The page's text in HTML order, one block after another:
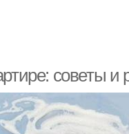
советы и